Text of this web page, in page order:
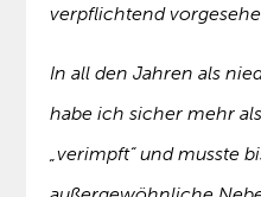
verpflichtend
In all den Jahren als
habe ich sicher mehr
„verimpft“ und musste